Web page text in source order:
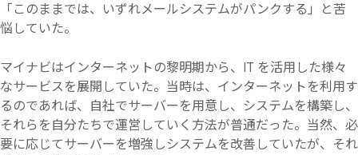
「このままでは、いずれメールシステムがパンクする」と苦
悩していた。
マイナビはインターネットの黎明期から、IT を活用した様々
なサービスを展開していた。当時は、インターネットを利用す
るのであれば、自社でサーバーを用意し、システムを構築し、
それらを自分たちで運営していく方法が普通だった。当然、必
要に応じてサーバーを増強しシステムを改善していたが、それ